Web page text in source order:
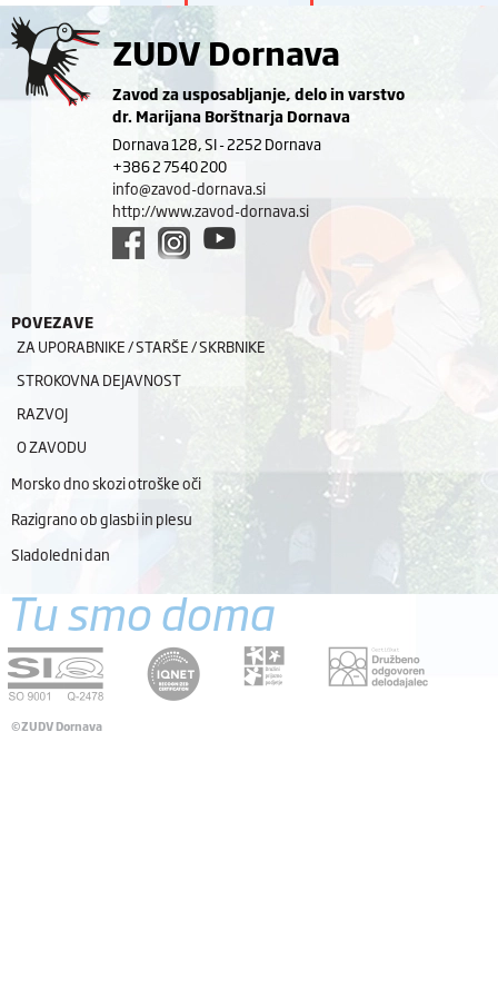
ZUDV Dornava
Zavod za usposabljanje, delo in varstvo
dr. Marijana Borštnarja Dornava
Dornava 128, SI - 2252 Dornava
+386 2 7540 200
info@zavod-dornava.si
http://www.zavod-dornava.si
POVEZAVE
ZA UPORABNIKE / STARŠE / SKRBNIKE
STROKOVNA DEJAVNOST
RAZVOJ
O ZAVODU
Morsko dno skozi otroške oči
Razigrano ob glasbi in plesu
Sladoledni dan
Tu smo doma
©ZUDV Dornava